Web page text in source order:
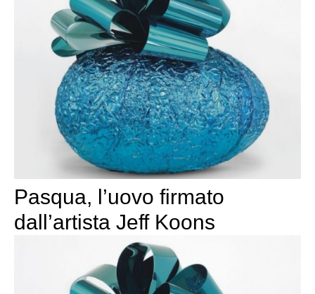
Pasqua, l’uovo firmato
dall’artista Jeff Koons